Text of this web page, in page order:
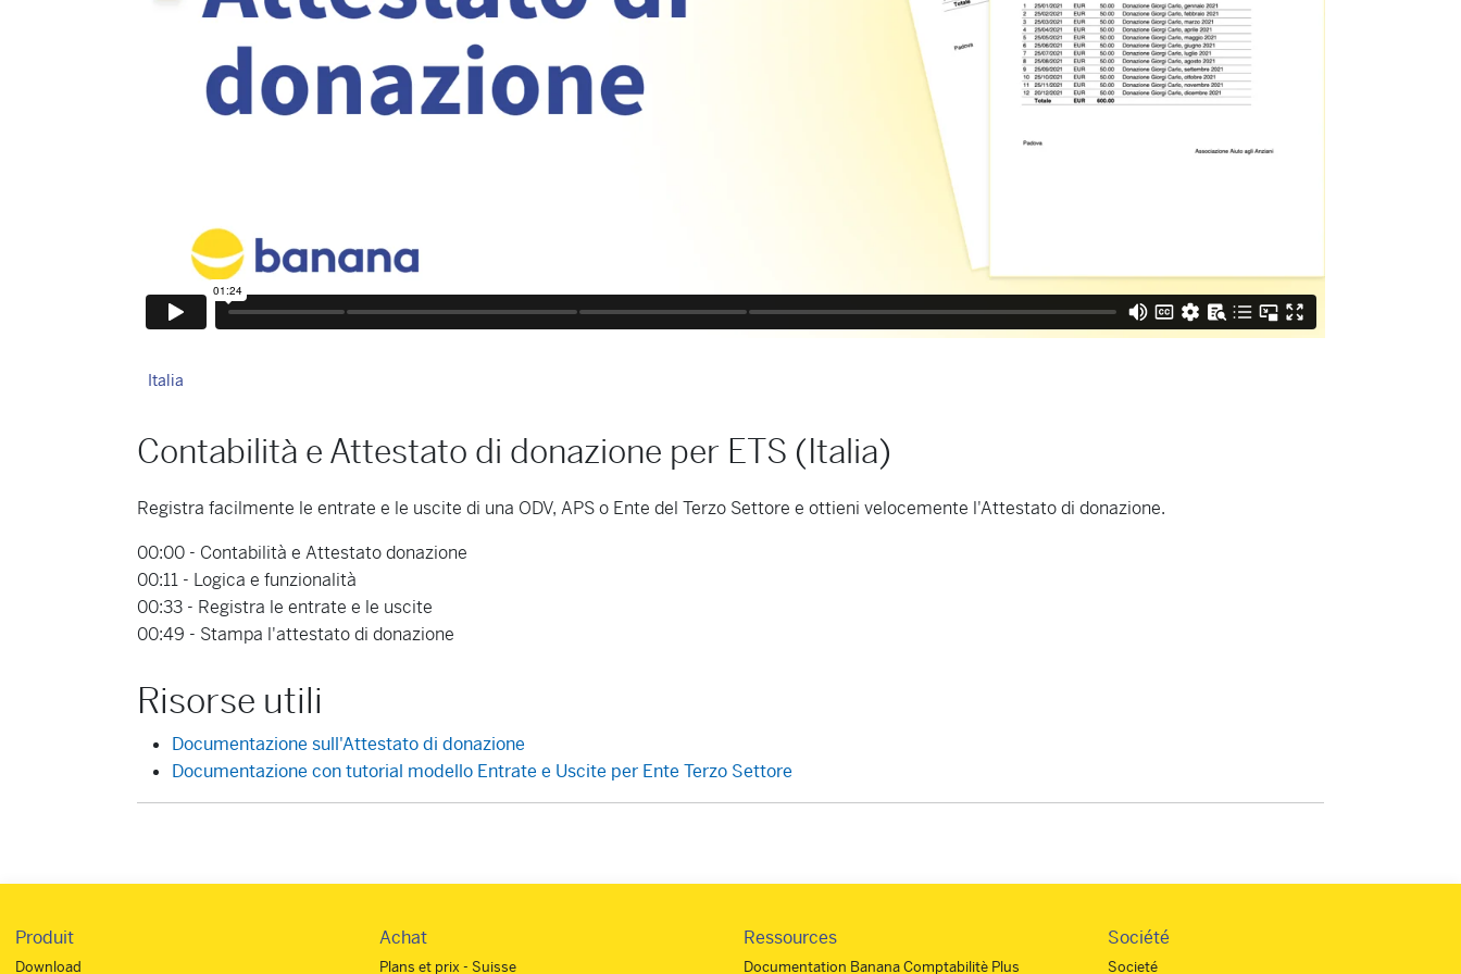
Italia
Contabilità e Attestato di donazione per ETS (Italia)
Registra facilmente le entrate e le uscite di una ODV, APS o Ente del Terzo Settore e ottieni velocemente l'Attestato di donazione.
00:00 - Contabilità e Attestato donazione
00:11 - Logica e funzionalità
00:33 - Registra le entrate e le uscite
00:49 - Stampa l'attestato di donazione
Risorse utili
Documentazione sull'Attestato di donazione
Documentazione con tutorial modello Entrate e Uscite per Ente Terzo Settore
Produit
Download
Achat
Plans et prix - Suisse
Ressources
Documentation Banana Comptabilitè Plus
Société
Societé